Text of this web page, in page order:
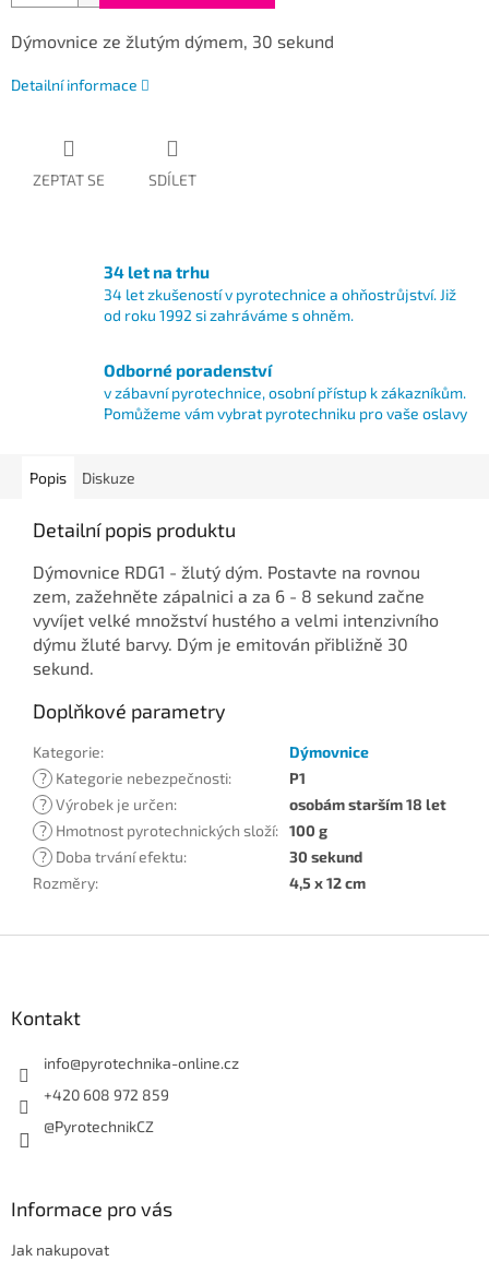
Dýmovnice ze žlutým dýmem, 30 sekund
Detailní informace
ZEPTAT SE SDÍLET
34 let na trhu
34 let zkušeností v pyrotechnice a ohňostrůjství. Již
od roku 1992 si zahráváme s ohněm.
Odborné poradenství
v zábavní pyrotechnice, osobní přístup k zákazníkům.
Pomůžeme vám vybrat pyrotechniku pro vaše oslavy
Popis Diskuze
Detailní popis produktu
Dýmovnice RDG1 - žlutý dým. Postavte na rovnou
zem, zažehněte zápalnici a za 6 - 8 sekund začne
vyvíjet velké množství hustého a velmi intenzivního
dýmu žluté barvy. Dým je emitován přibližně 30
sekund.
Doplňkové parametry
Kategorie:
Dýmovnice
? Kategorie nebezpečnosti:
P1
? Výrobek je určen:
osobám starším 18 let
? Hmotnost pyrotechnických složí: 100 g
? Doba trvání efektu:
30 sekund
Rozměry: 4,5 x 12 cm
Kontakt
info@pyrotechnika-online.cz
+420 608 972 859
@PyrotechnikCZ
Informace pro vás
Jak nakupovat